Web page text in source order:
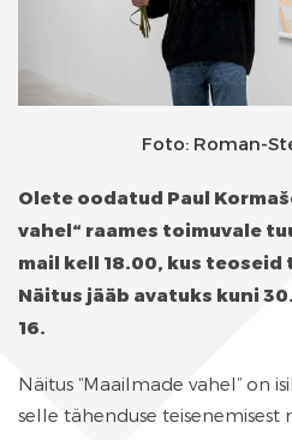
Foto: Roman-
Olete oodatud Paul
vahel“ raames toimuvale
mail kell 18.00, kus
Näitus jääb avatuks kuni 30.
16.
Näitus “Maailmade vahel” on
selle tähenduse teisenemisest